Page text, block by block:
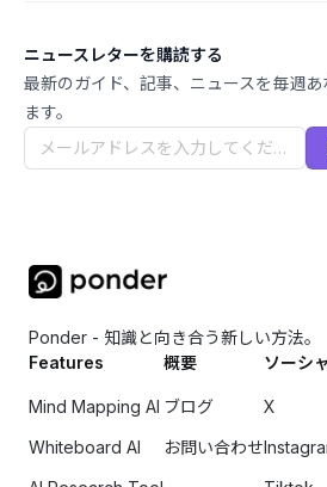
ニュースレターを購読する
最新のガイド、記事、ニュースを毎週
ます。
Ponder - 知識と向き合う新しい方法。
Features
Mind Mapping AI
Whiteboard AI
概要
ブログ
お問い合わせ
ソーシ
X